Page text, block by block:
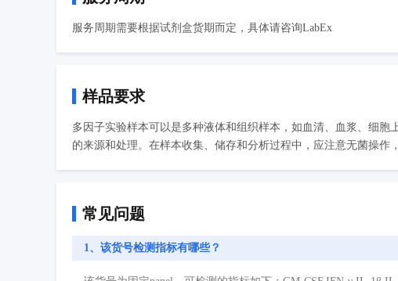
服务周期需要根据试剂盒货期而定，具体请咨询LabEx
样品要求
多因子实验样本可以是多种液体和组织样本，如血清、血浆、细
的来源和处理。在样本收集、储存和分析过程中，应注意无菌操
常见问题
1、该货号检测指标有哪些？